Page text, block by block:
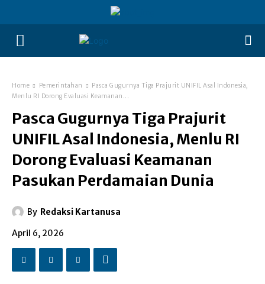
Home Pemerintahan
Pasca Gugurnya Tiga Prajurit UNIFIL Asal Indonesia,
Menlu RI Dorong Evaluasi Keamanan...
Pasca Gugurnya Tiga Prajurit
UNIFIL Asal Indonesia, Menlu RI
Dorong Evaluasi Keamanan
Pasukan Perdamaian Dunia
By Redaksi Kartanusa
April 6, 2026